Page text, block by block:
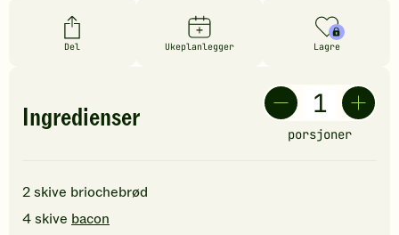
Del Ukeplanlegger Lagre
Ingredienser
porsjoner
2skive briochebrød
4skive bacon